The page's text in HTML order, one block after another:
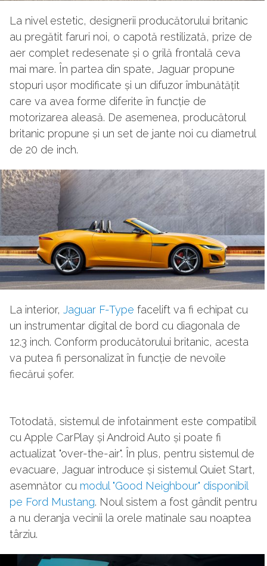
La nivel estetic, designerii producătorului britanic
au pregătit faruri noi, o capotă restilizată, prize de
aer complet redesenate și o grilă frontală ceva
mai mare. În partea din spate, Jaguar propune
stopuri ușor modificate și un difuzor îmbunătățit
care va avea forme diferite în funcție de
motorizarea aleasă. De asemenea, producătorul
britanic propune și un set de jante noi cu diametrul
de 20 de inch.
La interior, Jaguar F-Type facelift va fi echipat cu
un instrumentar digital de bord cu diagonala de
12.3 inch. Conform producătorului britanic, acesta
va putea fi personalizat în funcție de nevoile
fiecărui șofer.
Totodată, sistemul de infotainment este compatibil
cu Apple CarPlay și Android Auto și poate fi
actualizat "over-the-air". În plus, pentru sistemul de
evacuare, Jaguar introduce și sistemul Quiet Start,
asemnător cu modul "Good Neighbour" disponibil
pe Ford Mustang. Noul sistem a fost gândit pentru
a nu deranja vecinii la orele matinale sau noaptea
târziu.